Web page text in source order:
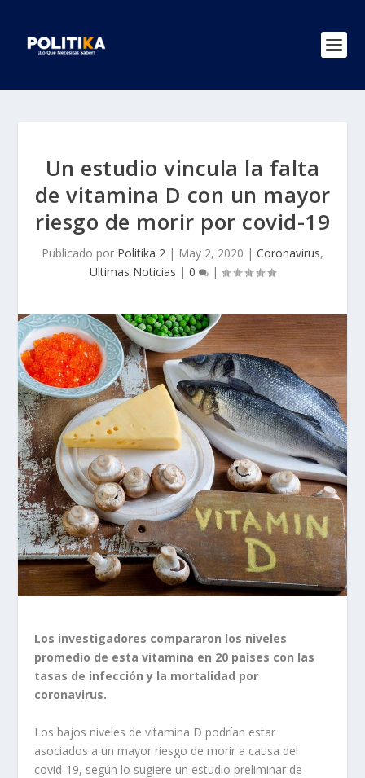
Un estudio vincula la falta
de vitamina D con un mayor
riesgo de morir por covid-19
Publicado por Politika 2 | May 2, 2020 | Coronavirus,
Ultimas Noticias | 0 |
Los investigadores compararon los niveles
promedio de esta vitamina en 20 países con las
tasas de infección y la mortalidad por
coronavirus.
Los bajos niveles de vitamina D podrían estar
asociados a un mayor riesgo de morir a causa del
covid-19, según lo sugiere un estudio preliminar de